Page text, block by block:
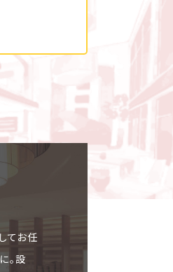
てお任
。設